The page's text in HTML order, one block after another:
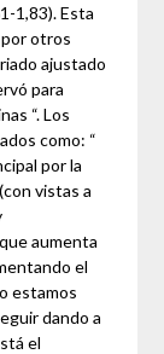
1,83). Esta
otros
ajustado
para
“. Los
como: “
por la
vistas a
aumenta
el
estamos
dando a
el